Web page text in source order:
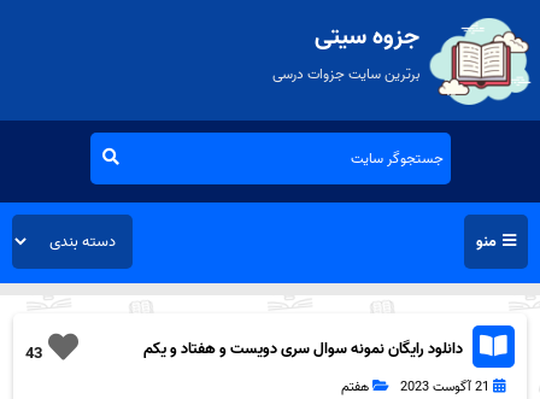
جزوه سیتی
برترین سایت جزوات درسی
منو
43
دانلود رایگان نمونه سوال سری دویست و هفتاد و یکم
زبان انگلیسی هفتم به همراه pdf 21 آگوست 2023 هفتم